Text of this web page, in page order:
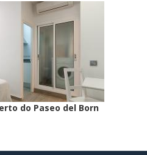
do Paseo del Born